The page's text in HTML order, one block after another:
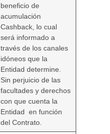
beneficio de
acumulación
Cashback, lo cual
será informado a
través de los canales
idóneos que la
Entidad determine.
Sin perjuicio de las
facultades y derechos
con que cuenta la
Entidad en función
del Contrato.